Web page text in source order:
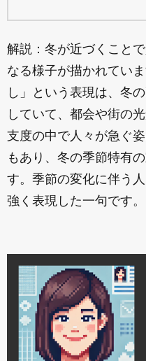
解説：冬が近づくこと
なる様子が描かれてい
し」という表現は、冬
していて、都会や街の
支度の中で人々が急ぐ
もあり、冬の季節特有
す。季節の変化に伴う
強く表現した一句です。